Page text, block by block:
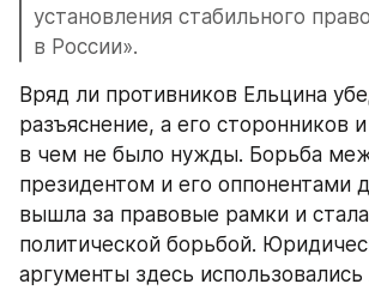
установления стабильного
в России».
Вряд ли противников Ельцина
разъяснение, а его сторонников
в чем не было нужды. Борьба
президентом и его оппонентами
вышла за правовые рамки и
политической борьбой.
аргументы здесь